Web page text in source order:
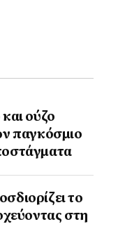
ούζο
παγκόσμιο
το
στη